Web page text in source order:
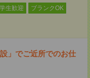
生歓迎 ブランクOK
」でご近所でのお仕